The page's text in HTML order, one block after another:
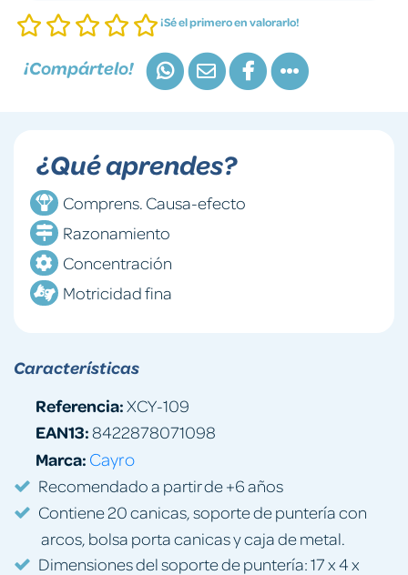
¡Sé el primero en valorarlo!
¡Compártelo!
¿Qué aprendes?
Comprens. Causa-efecto
Razonamiento
Concentración
Motricidad fina
Características
Referencia:XCY-109
EAN13:8422878071098
Marca: Cayro
Recomendado a partir de +6 años
Contiene 20 canicas, soporte de puntería con
arcos, bolsa porta canicas y caja de metal.
Dimensiones del soporte de puntería: 17 x 4 x